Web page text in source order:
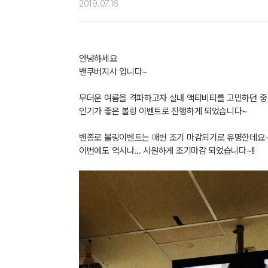
2019.07.16
안녕하세요
밴쿠버지사 입니다~
무더운 여름을 격파하고자 실내 액티비티를 고민하던 중
인기가 좋은 볼링 이벤트로 진행하게 되었습니다~
밴종로 볼링이벤트는 매번 조기 마감되기로 유명한데요
이번에도 역시나... 시원하게 조기마감 되었습니다~!!